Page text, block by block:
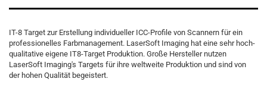
IT-8 Target zur Erstellung individueller ICC-Profile von Scannern für ein
professionelles Farbmanagement. LaserSoft Imaging hat eine sehr hoch-
qualitative eigene IT8-Target Produktion. Große Hersteller nutzen
LaserSoft Imaging's Targets für ihre weltweite Produktion und sind von
der hohen Qualität begeistert.